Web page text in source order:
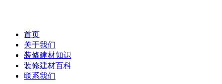
首页
关于我们
装修建材知识
装修建材百科
联系我们